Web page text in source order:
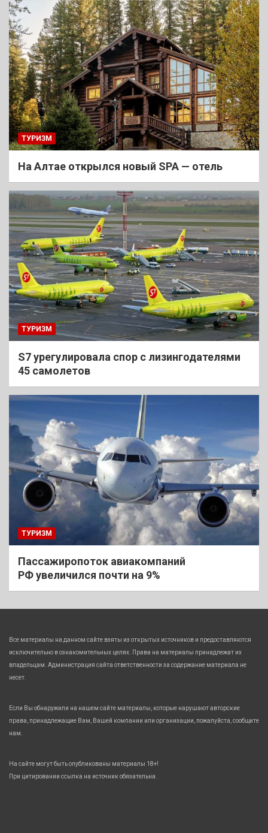
ТУРИЗМ
На Алтае открылся новый SPA — отель
ТУРИЗМ
S7 урегулировала спор с лизингодателями
45 самолетов
ТУРИЗМ
Пассажиропоток авиакомпаний
РФ увеличился почти на 9%
Все материалы на данном сайте взяты из открытых источников и предоставляются
исключительно в ознакомительных целях. Права на материалы принадлежат их
владельцам. Администрация сайта ответственности за содержание материала не
несет.
Если Вы обнаружили на нашем сайте материалы, которые нарушают авторские
права, принадлежащие Вам, Вашей компании или организации, пожалуйста, сообщите
нам.
На сайте могут быть опубликованы материалы 18+!
При цитировании ссылка на источник обязательна.